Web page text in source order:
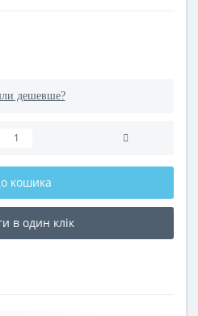
дешевше?
кошика
в один клік